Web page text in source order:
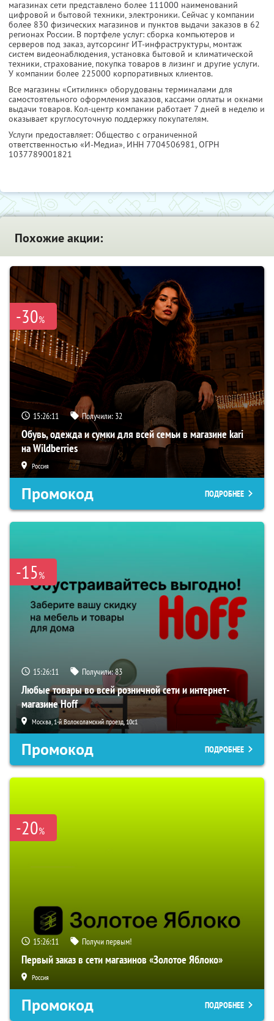
магазинах сети представлено более 111000 наименований
цифровой и бытовой техники, электроники. Сейчас у компании
более 830 физических магазинов и пунктов выдачи заказов в 62
регионах России. В портфеле услуг: сборка компьютеров и
серверов под заказ, аутсорсинг ИТ-инфраструктуры, монтаж
систем видеонаблюдения, установка бытовой и климатической
техники, страхование, покупка товаров в лизинг и другие услуги.
У компании более 225000 корпоративных клиентов.
Все магазины «Ситилинк» оборудованы терминалами для
самостоятельного оформления заказов, кассами оплаты и окнами
выдачи товаров. Кол-центр компании работает 7 дней в неделю и
оказывает круглосуточную поддержку покупателям.
Услуги предоставляет: Общество с ограниченной
ответственностью «И-Медиа», ИНН 7704506981, ОГРН
1037789001821
Похожие акции:
-30%
15:26:10 Получили: 32
Обувь, одежда и сумки для всей семьи в магазине kari
на Wildberries
Россия
Промокод ПОДРОБНЕЕ
-15%
15:26:10 Получили:83
Любые товары во всей розничной сети и интернет-
магазине Hoff
Москва, 1-й Волоколамский проезд, 10с1
Промокод ПОДРОБНЕЕ
-20%
15:26:10 Получи первым!
Первый заказ в сети магазинов «Золотое Яблоко»
Россия
Промокод ПОДРОБНЕЕ